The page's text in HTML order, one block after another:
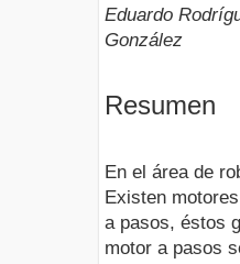
Eduardo
González
Resumen
En el área de
Existen
a pasos, éstos
motor a pasos